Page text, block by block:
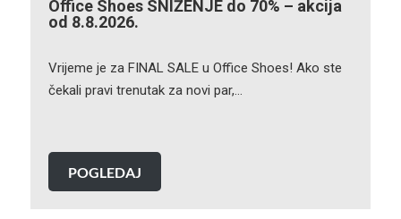
Office Shoes SNIŽENJE do 70% – akcija
od 8.8.2026.
Vrijeme je za FINAL SALE u Office Shoes! Ako ste
čekali pravi trenutak za novi par,…
POGLEDAJ